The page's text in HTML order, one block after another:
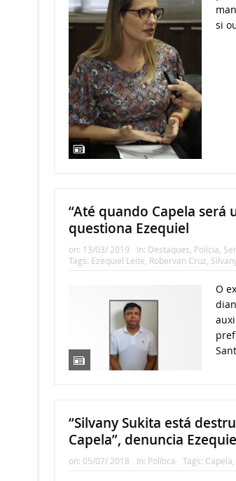
si
“Até quando Capela será
questiona Ezequiel
on: 13/03/ 2019 In: Destaques, Polícia,
Tags: Ezequiel Leite, Robervan Cruz,
O
“Silvany Sukita está
Capela”, denuncia
on: 05/07/ 2018 In: Política Tags: Capela,